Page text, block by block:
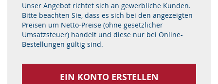
Unser Angebot richtet sich an gewerbliche Kunden.
Bitte beachten Sie, dass es sich bei den angezeigten
Preisen um Netto-Preise (ohne gesetzlicher
Umsatzsteuer) handelt und diese nur bei Online-
Bestellungen gültig sind.
EIN KONTO ERSTELLEN